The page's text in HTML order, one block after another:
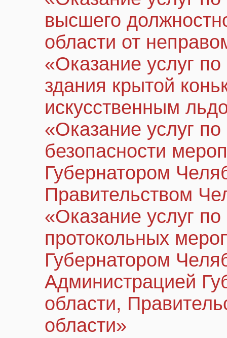
высшего
области от
«Оказание услуг
здания крытой
искусственным
«Оказание услуг
безопасности
Губернатором
Правительством
«Оказание услуг
протокольных
Губернатором
Администрацией
области,
области»